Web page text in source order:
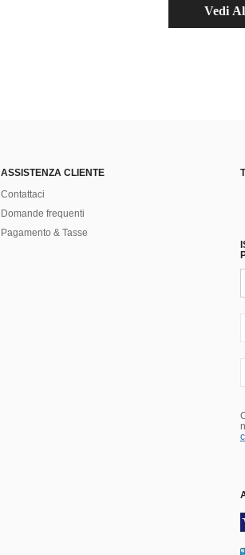
Vedi
ASSISTENZA CLIENTE
Contattaci
Domande frequenti
Pagamento & Tasse